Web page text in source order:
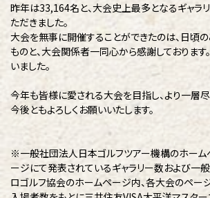
昨年は33,164名と、大会史上最多となるギャラ
ただきました。
大会を無事に開催することができたのは、日頃
ものと、大会関係者一同心から感謝しております
いました。
今年も皆様に愛される大会を目指し、より一層尽
今後ともよろしくお願いいたします。
※一般社団法人日本ゴルフツアー機構のホーム
ージにて発表されているギャラリー数および一
ロゴルフ協会のホームページ内、各大会のペー